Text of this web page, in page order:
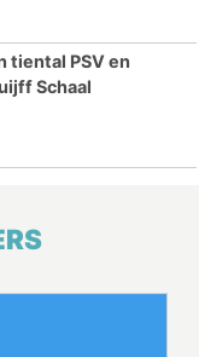
tiental PSV en
Schaal